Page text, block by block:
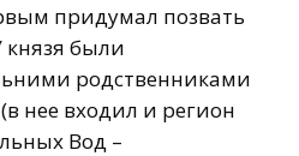
придумал позвать
князя были
родственниками
нее входил и регион
Вод –